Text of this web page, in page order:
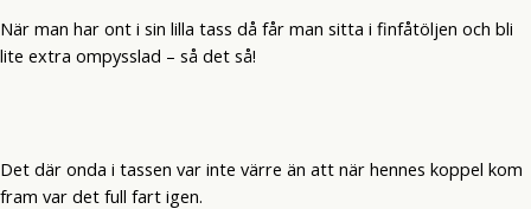
När man har ont i sin lilla tass då får man sitta i finfåtöljen och bli
lite extra ompysslad – så det så!
Det där onda i tassen var inte värre än att när hennes koppel kom
fram var det full fart igen.